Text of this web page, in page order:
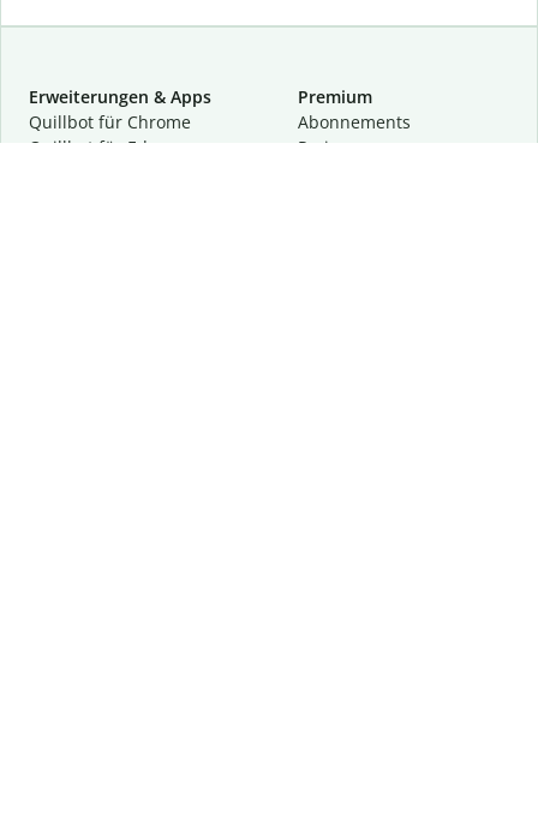
Erweiterungen & Apps
Quillbot für Chrome
Quillbot für Edge
Premium
Abon­ne­ments
Preise